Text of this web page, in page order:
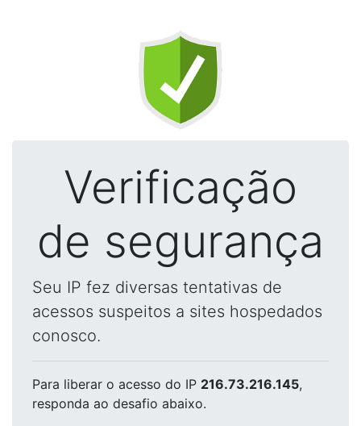
Verificação
de segurança
Seu IP fez diversas tentativas de
acessos suspeitos a sites hospedados
conosco.
Para liberar o acesso do IP 216.73.216.145,
responda ao desafio abaixo.